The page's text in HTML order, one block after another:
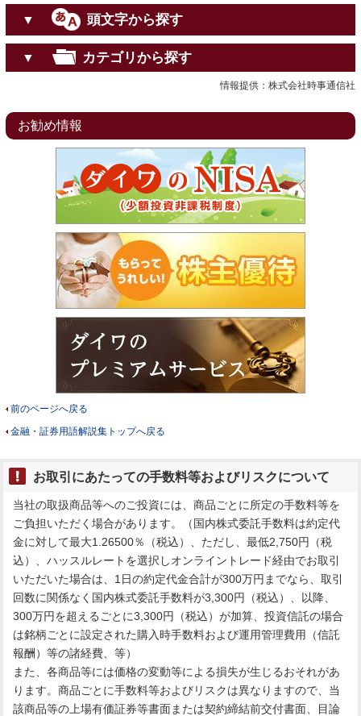
▼ 頭文字から探す
▼ カテゴリから探す
情報提供：株式会社時事通信社
お勧め情報
前のページへ戻る
金融・証券用語解説集トップへ戻る
お取引にあたっての手数料等およびリスクについて
当社の取扱商品等へのご投資には、商品ごとに所定の手数料等を
ご負担いただく場合があります。（国内株式委託手数料は約定代
金に対して最大1.26500％（税込）、ただし、最低2,750円（税
込）、ハッスルレートを選択しオンライントレード経由でお取引
いただいた場合は、1日の約定代金合計が300万円までなら、取引
回数に関係なく国内株式委託手数料が3,300円（税込）、以降、
300万円を超えるごとに3,300円（税込）が加算、投資信託の場合
は銘柄ごとに設定された購入時手数料および運用管理費用（信託
報酬）等の諸経費、等）
また、各商品等には価格の変動等による損失が生じるおそれがあ
ります。商品ごとに手数料等およびリスクは異なりますので、当
該商品等の上場有価証券等書面または契約締結前交付書面、目論